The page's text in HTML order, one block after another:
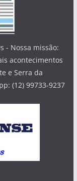
- Nossa missão:
acontecimentos
e Serra da
(12) 99733-9237